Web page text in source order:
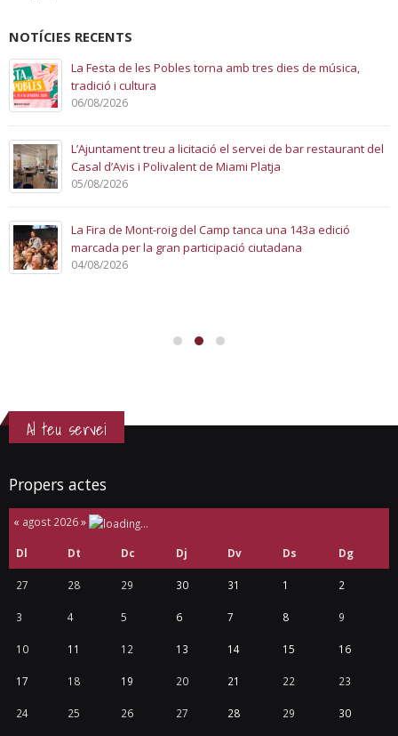
NOTÍCIES RECENTS
La Festa de les Pobles torna amb tres dies de música,
tradició i cultura
06/08/2026
L’Ajuntament treu a licitació el servei de bar restaurant del
Casal d’Avis i Polivalent de Miami Platja
05/08/2026
La Fira de Mont-roig del Camp tanca una 143a edició
marcada per la gran participació ciutadana
04/08/2026
Al teu servei
Propers actes
« agost 2026»
Dl Dt Dc Dj Dv Ds Dg
27 28 29 30 31 1 2
3 4 5 6 7 8 9
10 11 12 13 14 15 16
17 18 19 20 21 22 23
24 25 26 27 28 29 30